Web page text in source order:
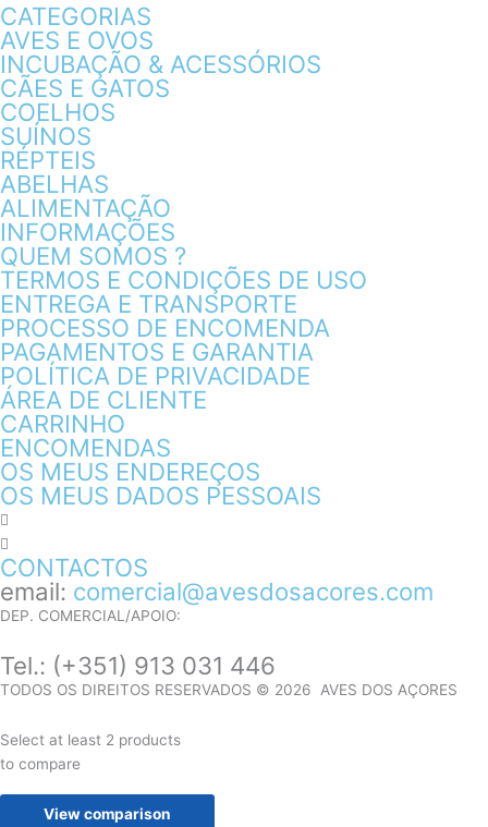
CATEGORIAS
AVES E OVOS
INCUBAÇÃO & ACESSÓRIOS
CÃES E GATOS
COELHOS
SUÍNOS
RÉPTEIS
ABELHAS
ALIMENTAÇÃO
INFORMAÇÕES
QUEM SOMOS ?
TERMOS E CONDIÇÕES DE USO
ENTREGA E TRANSPORTE
PROCESSO DE ENCOMENDA
PAGAMENTOS E GARANTIA
POLÍTICA DE PRIVACIDADE
ÁREA DE CLIENTE
CARRINHO
ENCOMENDAS
OS MEUS ENDEREÇOS
OS MEUS DADOS PESSOAIS
CONTACTOS
email: comercial@avesdosacores.com
DEP. COMERCIAL/APOIO:
Tel.: (+351) 913 031 446
TODOS OS DIREITOS RESERVADOS © 2026 AVES DOS AÇORES
Select at least 2 products
to compare
View comparison